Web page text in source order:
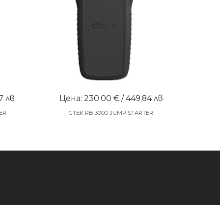
лв Цена: 230.00 € / 449.84 лв
CTEK RB 3000 JUMP STARTER